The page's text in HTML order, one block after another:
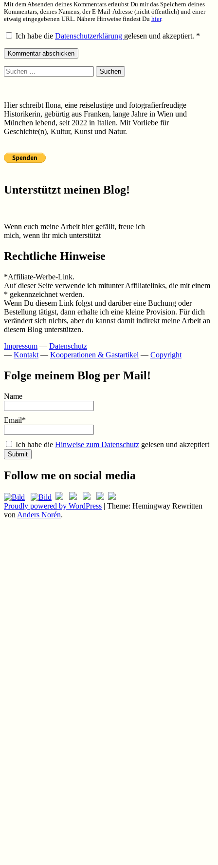
Mit dem Absenden deines Kommentars erlaubst Du mir das Speichern deines
Kommentars, deines Namens, der E-Mail-Adresse (nicht öffentlich) und einer
etwaig eingegebenen URL. Nähere Hinweise findest Du hier.
Ich habe die Datenschutzerklärung gelesen und akzeptiert. *
Suchen
nach:
Hier schreibt Ilona, eine reiselustige und fotografierfreudige
Historikerin, gebürtig aus Franken, lange Jahre in Wien und
München lebend, seit 2022 in Italien. Mit Vorliebe für
Geschichte(n), Kultur, Kunst und Natur.
Unterstützt meinen Blog!
Wenn euch meine Arbeit hier gefällt, freue ich
mich, wenn ihr mich unterstützt
Rechtliche Hinweise
*Affiliate-Werbe-Link.
Auf dieser Seite verwende ich mitunter Affiliatelinks, die mit einem
* gekennzeichnet werden.
Wenn Du diesem Link folgst und darüber eine Buchung oder
Bestellung tätigst, dann erhalte ich eine kleine Provision. Für dich
verändert sich nichts, aber du kannst damit indirekt meine Arbeit an
diesem Blog unterstützen.
Impressum — Datenschutz
— Kontakt — Kooperationen & Gastartikel — Copyright
Folge meinem Blog per Mail!
Name
Email*
Ich habe die Hinweise zum Datenschutz gelesen und akzeptiert
Follow me on social media
Proudly powered by WordPress | Theme: Hemingway Rewritten
von Anders Norén.